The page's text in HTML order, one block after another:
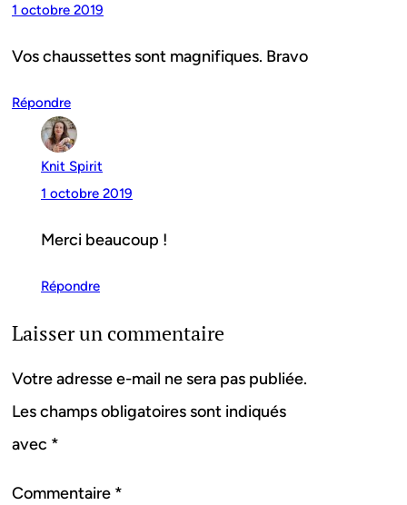
1 octobre 2019
Vos chaussettes sont magnifiques. Bravo
Répondre
Knit Spirit
1 octobre 2019
Merci beaucoup !
Répondre
Laisser un commentaire
Votre adresse e-mail ne sera pas publiée.
Les champs obligatoires sont indiqués
avec *
Commentaire *